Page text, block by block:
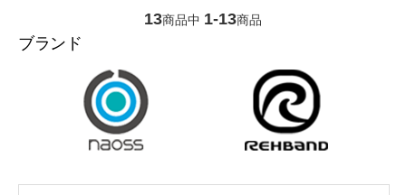
13商品中 1-13商品
ブランド